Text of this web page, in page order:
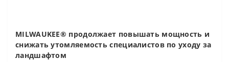
MILWAUKEE® продолжает повышать мощность и
снижать утомляемость специалистов по уходу за
ландшафтом